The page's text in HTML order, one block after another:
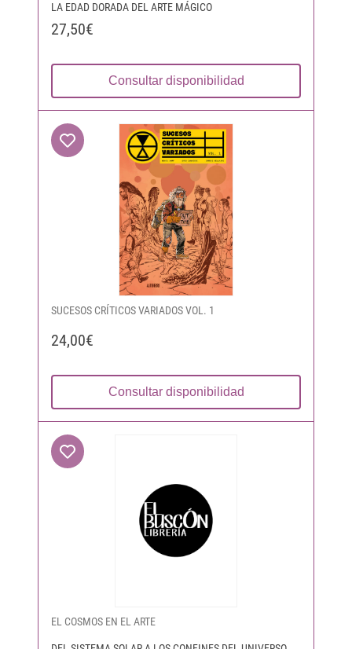
LA EDAD DORADA DEL ARTE MÁGICO
27,50€
Consultar disponibilidad
SUCESOS CRÍTICOS VARIADOS VOL. 1
24,00€
Consultar disponibilidad
EL COSMOS EN EL ARTE